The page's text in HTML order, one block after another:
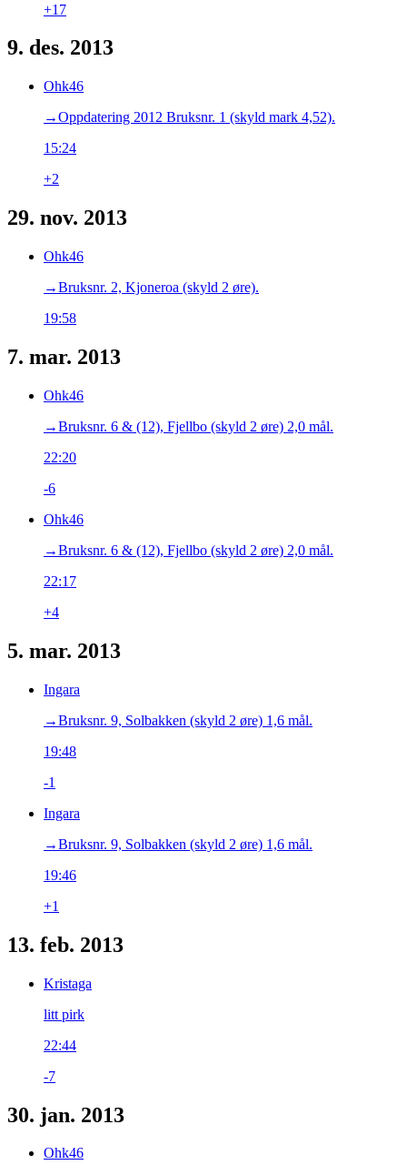
+17
9. des. 2013
Ohk46
→‎Oppdatering 2012 Bruksnr. 1 (skyld mark 4,52).
15:24
+2
29. nov. 2013
Ohk46
→‎Bruksnr. 2, Kjoneroa (skyld 2 øre).
19:58
7. mar. 2013
Ohk46
→‎Bruksnr. 6 & (12), Fjellbo (skyld 2 øre) 2,0 mål.
22:20
-6
Ohk46
→‎Bruksnr. 6 & (12), Fjellbo (skyld 2 øre) 2,0 mål.
22:17
+4
5. mar. 2013
Ingara
→‎Bruksnr. 9, Solbakken (skyld 2 øre) 1,6 mål.
19:48
-1
Ingara
→‎Bruksnr. 9, Solbakken (skyld 2 øre) 1,6 mål.
19:46
+1
13. feb. 2013
Kristaga
litt pirk
22:44
-7
30. jan. 2013
Ohk46